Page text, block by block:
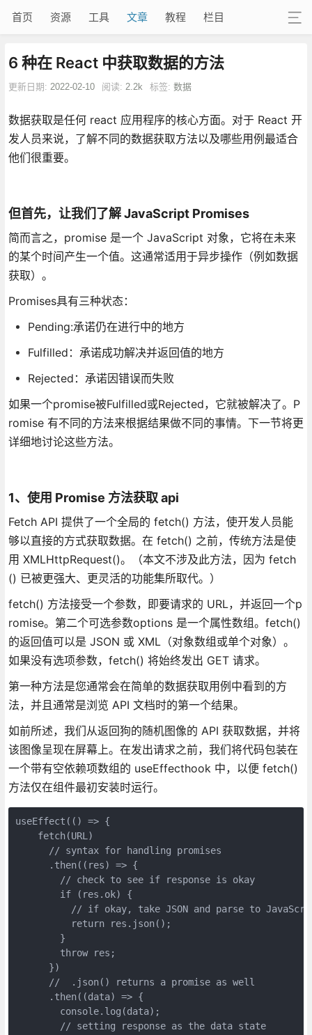
首页 资源 工具 文章 教程 栏目
6 种在 React 中获取数据的方法
更新日期: 2022-02-10 阅读: 2.2k 标签: 数据
数据获取是任何 react 应用程序的核心方面。对于 React 开
发人员来说，了解不同的数据获取方法以及哪些用例最适合
他们很重要。
但首先，让我们了解 JavaScript Promises
简而言之，promise 是一个 JavaScript 对象，它将在未来
的某个时间产生一个值。这通常适用于异步操作（例如数据
获取）。
Promises具有三种状态：
Pending:承诺仍在进行中的地方
Fulfilled：承诺成功解决并返回值的地方
Rejected：承诺因错误而失败
如果一个promise被Fulfilled或Rejected，它就被解决了。P
romise 有不同的方法来根据结果做不同的事情。下一节将更
详细地讨论这些方法。
1、使用 Promise 方法获取api
Fetch API 提供了一个全局的 fetch() 方法，使开发人员能
够以直接的方式获取数据。在 fetch() 之前，传统方法是使
用 XMLHttpRequest()。（本文不涉及此方法，因为 fetch
() 已被更强大、更灵活的功能集所取代。）
fetch() 方法接受一个参数，即要请求的 URL，并返回一个p
romise。第二个可选参数options 是一个属性数组。fetch()
的返回值可以是 JSON 或 XML（对象数组或单个对象）。
如果没有选项参数，fetch() 将始终发出 GET 请求。
第一种方法是您通常会在简单的数据获取用例中看到的方
法，并且通常是浏览 API 文档时的第一个结果。
如前所述，我们从返回狗的随机图像的 API 获取数据，并将
该图像呈现在屏幕上。在发出请求之前，我们将代码包装在
一个带有空依赖项数组的 useEffecthook 中，以便 fetch()
方法仅在组件最初安装时运行。
useEffect(() => {
    fetch(URL)
      // syntax for handling promises
      .then((res) => {
        // check to see if response is okay
        if (res.ok) {
// if okay, take JSON and parse to
          return res.json();
        }
        throw res;
      })
      //  .json() returns a promise as well
      .then((data) => {
        console.log(data);
        // setting response as the data state